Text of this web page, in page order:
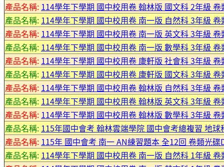
產品名稱: 114學年下學期 國中校用卷 翰林版 國文科 2年級 卷
產品名稱: 114學年下學期 國中校用卷 南一版 自然科 3年級 卷
產品名稱: 114學年下學期 國中校用卷 南一版 英文科 3年級 卷
產品名稱: 114學年下學期 國中校用卷 南一版 數學科 3年級 卷
產品名稱: 114學年下學期 國中校用卷 康軒版 社會科 3年級 卷
產品名稱: 114學年下學期 國中校用卷 康軒版 國文科 3年級 卷
產品名稱: 114學年下學期 國中校用卷 翰林版 自然科 3年級 卷
產品名稱: 114學年下學期 國中校用卷 翰林版 英文科 3年級 卷
產品名稱: 114學年下學期 國中校用卷 翰林版 數學科 3年級 卷
產品名稱: 115年國中會考 翰林雲端學院 國中會考總複習 地
產品名稱: 115年 國中會考 南一 AN練習題本 全12回 卷類光碟
產品名稱: 114學年下學期 國中校用卷 南一版 自然科 1年級 卷